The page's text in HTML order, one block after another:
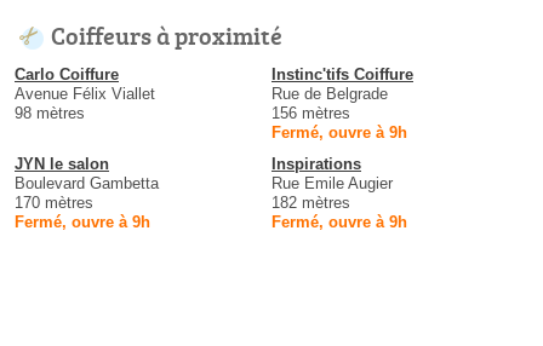
Coiffeurs à proximité
Carlo Coiffure
Avenue Félix Viallet
98 mètres
Instinc'tifs Coiffure
Rue de Belgrade
156 mètres
Fermé, ouvre à 9h
JYN le salon
Boulevard Gambetta
170 mètres
Fermé, ouvre à 9h
Inspirations
Rue Emile Augier
182 mètres
Fermé, ouvre à 9h